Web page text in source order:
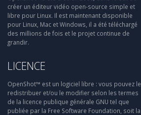
créer un éditeur vidéo open-source simple et
libre pour Linux. Il est maintenant disponible
pour Linux, Mac et Windows, il a été téléchargé
des millions de fois et le projet continue de
grandir.
LICENCE
OpenShot™ est un logiciel libre : vous pouvez le
redistribuer et/ou le modifier selon les termes
de la licence publique générale GNU tel que
publiée par la Free Software Foundation, soit la